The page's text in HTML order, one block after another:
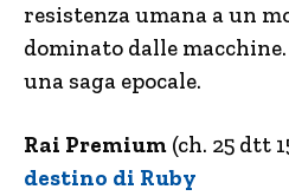
resistenza umana a un
dominato dalle
una saga epocale.
Rai Premium (ch. 25 dtt
destino di Ruby